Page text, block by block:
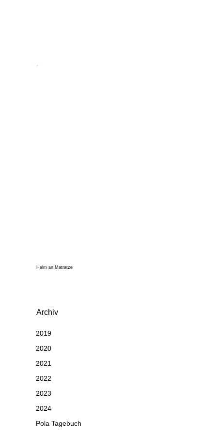
Helm an Matratze
Archiv
2019
2020
2021
2022
2023
2024
Pola Tagebuch